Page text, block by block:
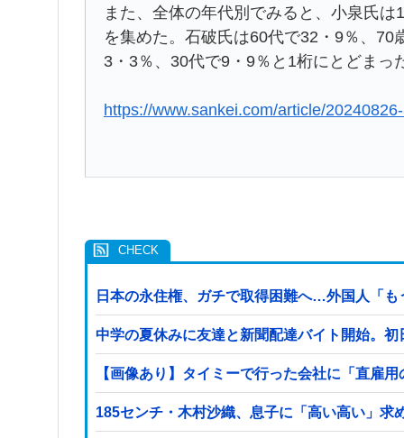
また、全体の年代別でみると、小泉氏
を集めた。石破氏は60代で32・9％、
3・3％、30代で9・9％と1桁にとどまっ
https://www.sankei.com/article/
日本の永住権、ガチで取得困難へ…外国人「も
中学の夏休みに友達と新聞配達バイト開始。
【画像あり】タイミーで行った会社に「直雇
185センチ・木村沙織、息子に「高い高い」求